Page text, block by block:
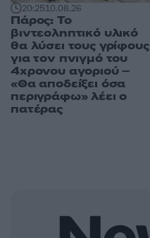
20:2510.08.26
Πάρος: Το
βιντεοληπτικό υλικό
θα λύσει τους γρίφους
για τον πνιγμό του
4χρονου αγοριού –
«Θα αποδείξει όσα
περιγράφω» λέει ο
πατέρας